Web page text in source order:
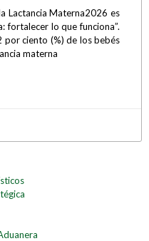
Lactancia Materna2026 es
fortalecer lo que funciona”.
por ciento (%) de los bebés
materna